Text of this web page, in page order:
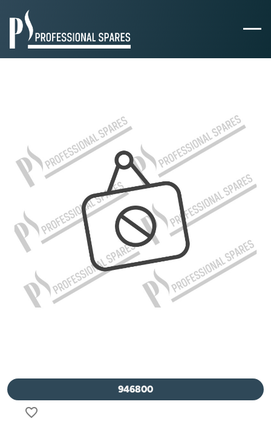
946800
favorite_border